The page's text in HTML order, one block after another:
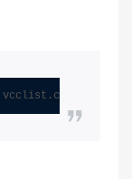
vcclist.com